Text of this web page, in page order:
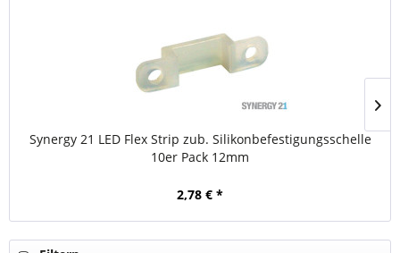
Synergy 21 LED Flex Strip zub. Silikonbefestigungsschelle
10er Pack 12mm
2,78 € *